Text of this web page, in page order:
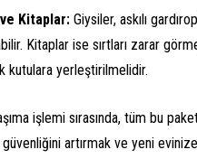
Kitaplar: Giysiler, askılı
Kitaplar ise sırtları zarar
kutulara yerleştirilmelidir.
işlemi sırasında, tüm bu
güvenliğini artırmak ve yeni